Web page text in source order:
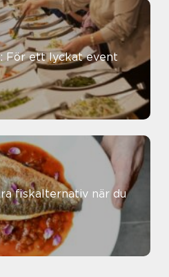
För ett lyckat event
fiskalternativ när du